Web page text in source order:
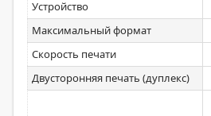
Устройство
Максимальный формат
Скорость печати
Двусторонняя печать (дуплекс)